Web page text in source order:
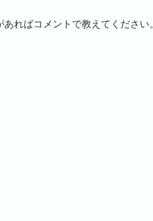
ればコメントで教えてください。